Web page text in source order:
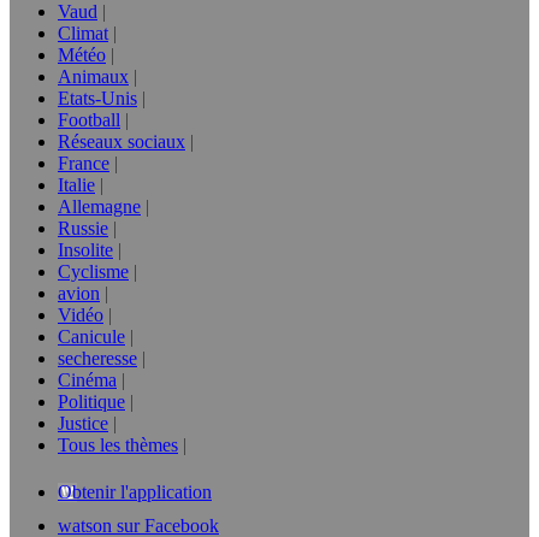
Vaud
Climat
Météo
Animaux
Etats-Unis
Football
Réseaux sociaux
France
Italie
Allemagne
Russie
Insolite
Cyclisme
avion
Vidéo
Canicule
secheresse
Cinéma
Politique
Justice
Tous les thèmes
Obtenir l'application
watson sur Facebook